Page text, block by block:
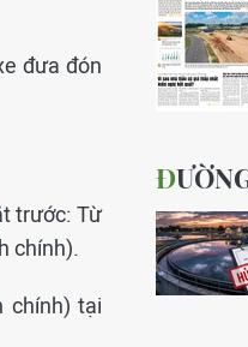
đưa đón
trước: Từ
chính).
chính) tại